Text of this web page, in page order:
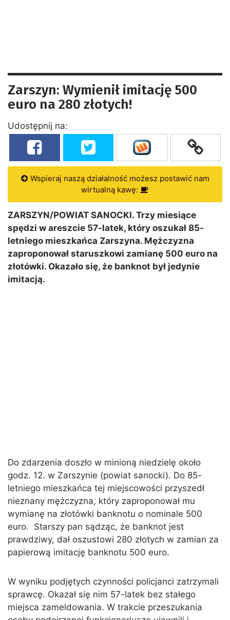
Zarszyn: Wymienił imitację 500
euro na 280 złotych!
Udostępnij na:
Wspieraj naszą działalność możesz postawić nam
wirtualną kawę:
ZARSZYN/POWIAT SANOCKI. Trzy miesiące
spędzi w areszcie 57-latek, który oszukał 85-
letniego mieszkańca Zarszyna. Mężczyzna
zaproponował staruszkowi zamianę 500 euro na
złotówki. Okazało się, że banknot był jedynie
imitacją.
Do zdarzenia doszło w minioną niedzielę około
godz. 12. w Zarszynie (powiat sanocki). Do 85-
letniego mieszkańca tej miejscowości przyszedł
nieznany mężczyzna, który zaproponował mu
wymianę na złotówki banknotu o nominale 500
euro. Starszy pan sądząc, że banknot jest
prawdziwy, dał oszustowi 280 złotych w zamian za
papierową imitację banknotu 500 euro.
W wyniku podjętych czynności policjanci zatrzymali
sprawcę. Okazał się nim 57-latek bez stałego
miejsca zameldowania. W trakcie przeszukania